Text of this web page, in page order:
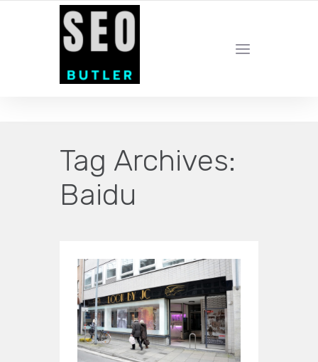
YOUR LOCAL DIGITAL MARKETING AGENCY
Tag Archives:
Baidu